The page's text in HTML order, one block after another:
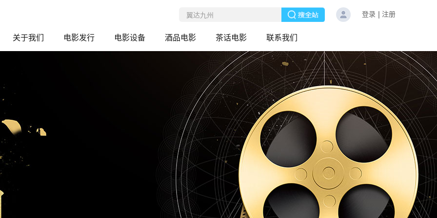
登录 注册
关于我们 电影发行 电影设备 酒品电影 茶话电影 联系我们